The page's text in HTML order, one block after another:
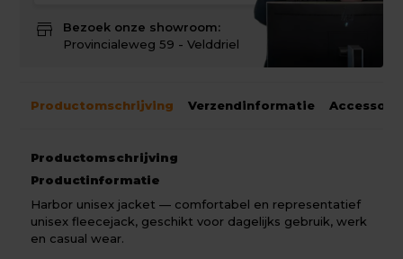
store
Bezoek onze showroom:
Provincialeweg 59 - Velddriel
Productomschrijving Verzendinformatie
Productomschrijving
Productinformatie
Harbor unisex jacket — comfortabel en representatief
unisex fleecejack, geschikt voor dagelijks gebruik, werk
en casual wear.